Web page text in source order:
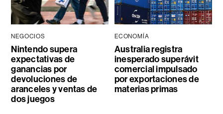
NEGOCIOS
Nintendo supera
expectativas de
ganancias por
devoluciones de
aranceles y ventas de
dos juegos
ECONOMÍA
Australia registra
inesperado superávit
comercial impulsado
por exportaciones de
materias primas